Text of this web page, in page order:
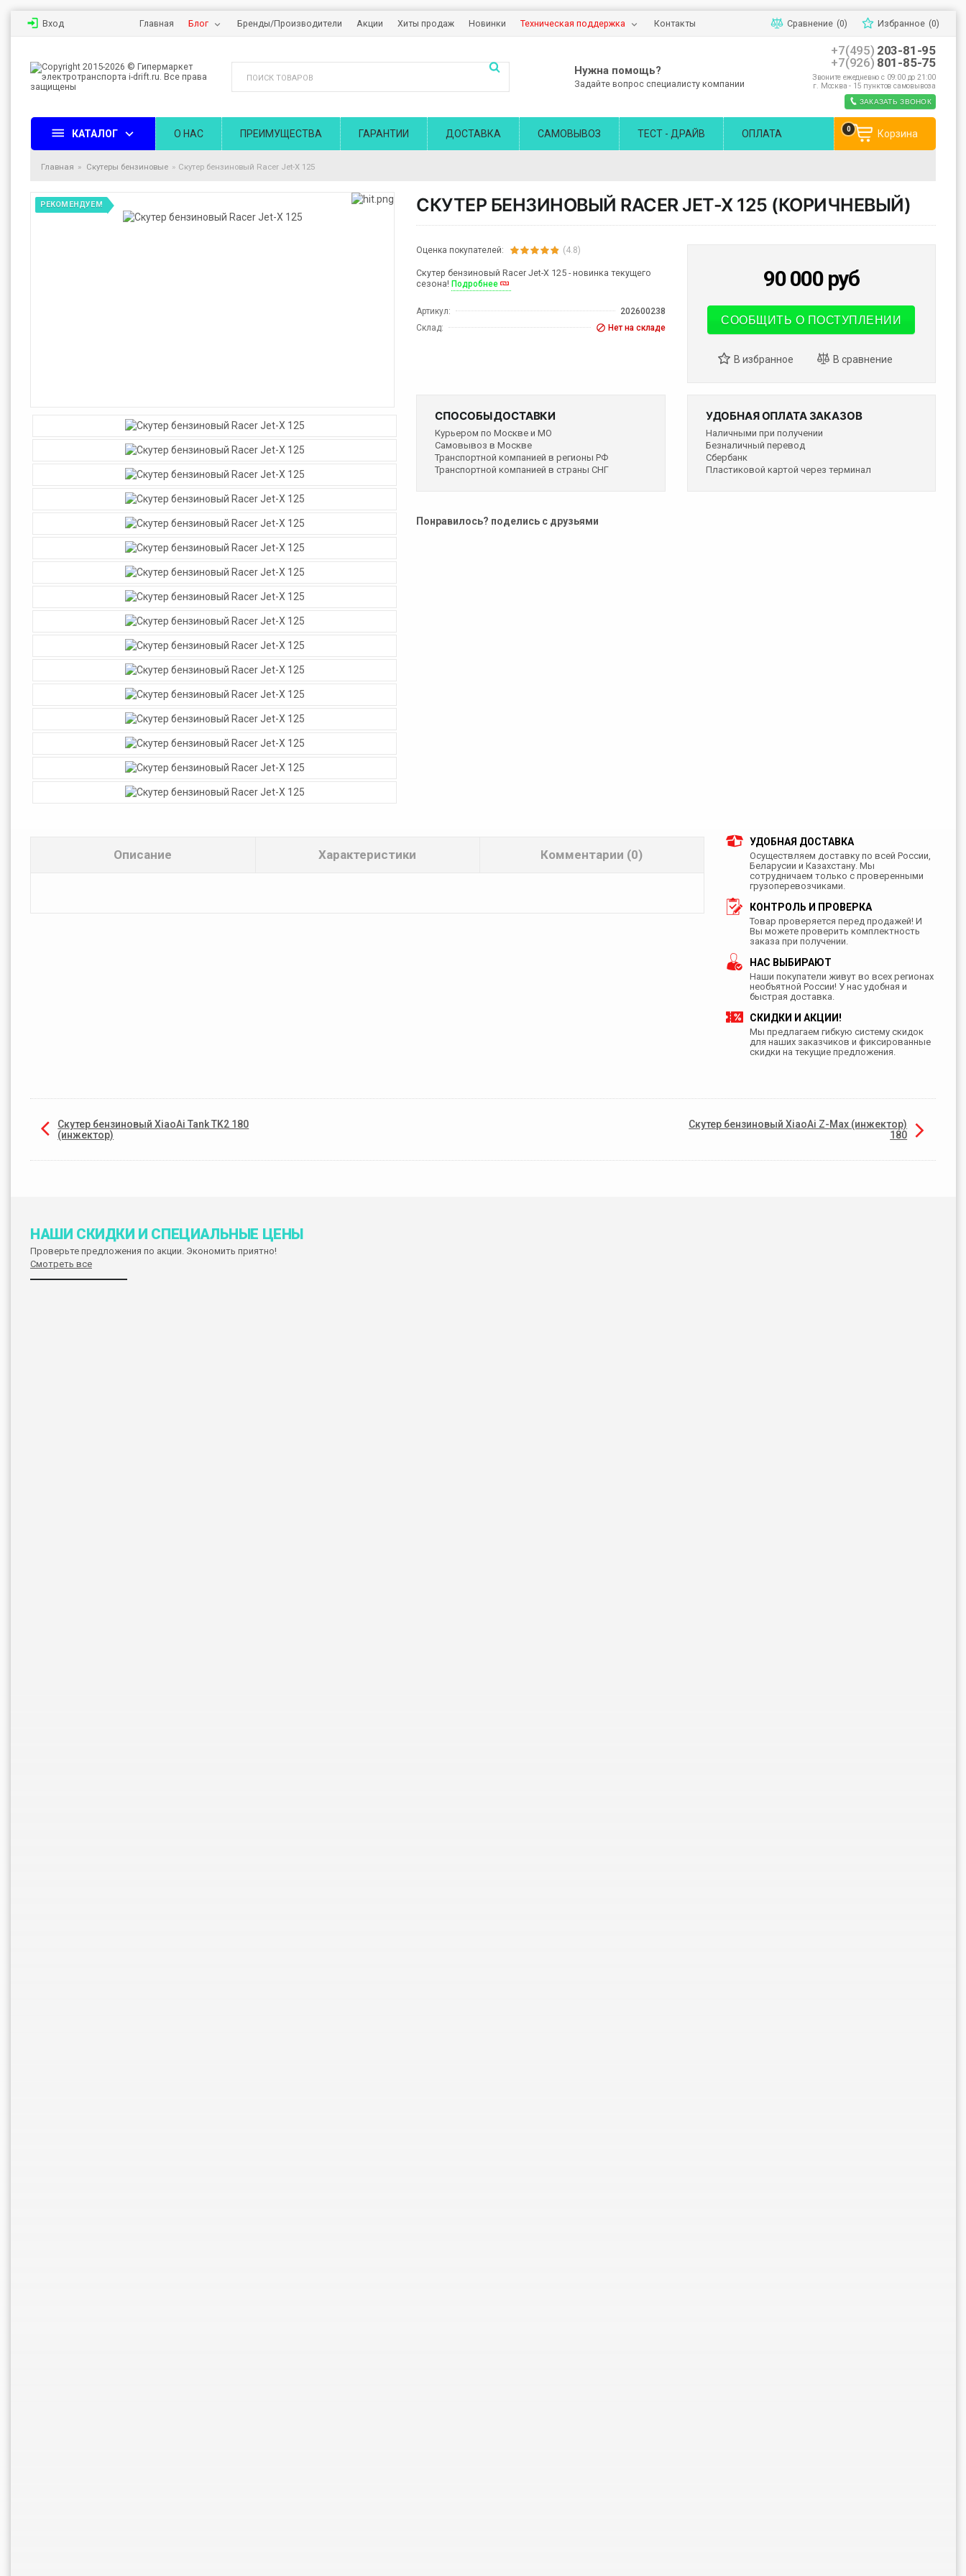
Вход Главная Блог Бренды/Производители Акции Хиты продаж Новинки Техническая поддержка Контакты Сравнение (0) Избранное (0)
Нужна помощь?
Задайте вопрос специалисту компании
+7(495) 203-81-95
+7(926) 801-85-75
Звоните ежедневно с 09:00 до 21:00
г. Москва - 15 пунктов самовывоза
ЗАКАЗАТЬ ЗВОНОК
КАТАЛОГ О НАС ПРЕИМУЩЕСТВА ГАРАНТИИ ДОСТАВКА САМОВЫВОЗ ТЕСТ - ДРАЙВ ОПЛАТА Корзина
0
Главная Скутеры бензиновые Скутер бензиновый Racer Jet-X 125
РЕКОМЕНДУЕМ СКУТЕР БЕНЗИНОВЫЙ RACER JET-X 125 (КОРИЧНЕВЫЙ)
Оценка покупателей: (4.8)
Скутер бензиновый Racer Jet-X 125 - новинка текущего
сезона!Подробнее
Артикул:
202600238
Склад:
Нет на складе
90 000 руб
СООБЩИТЬ О ПОСТУПЛЕНИИ
СПОСОБЫ ДОСТАВКИ
Курьером по Москве и МО
Самовывоз в Москве
Транспортной компанией в регионы РФ
Транспортной компанией в страны СНГ
УДОБНАЯ ОПЛАТА ЗАКАЗОВ
Наличными при получении
Безналичный перевод
Сбербанк
Пластиковой картой через терминал
Понравилось? поделись с друзьями
Описание Характеристики Комментарии (0)
УДОБНАЯ ДОСТАВКА
Осуществляем доставку по всей России,
Беларусии и Казахстану. Мы
сотрудничаем только с проверенными
грузоперевозчиками.
КОНТРОЛЬ И ПРОВЕРКА
Товар проверяется перед продажей! И
Вы можете проверить комплектность
заказа при получении.
НАС ВЫБИРАЮТ
Наши покупатели живут во всех регионах
необъятной России! У нас удобная и
быстрая доставка.
СКИДКИ И АКЦИИ!
Мы предлагаем гибкую систему скидок
для наших заказчиков и фиксированные
скидки на текущие предложения.
Скутер бензиновый XiaoAi Tank TK2 180
(инжектор)
Скутер бензиновый XiaoAi Z-Max (инжектор)
180
НАШИ СКИДКИ И СПЕЦИАЛЬНЫЕ ЦЕНЫ
Проверьте предложения по акции. Экономить приятно!
Смотреть все